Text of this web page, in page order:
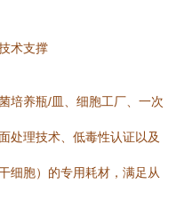
术支撑
培养瓶/皿、细胞工厂、一次
处理技术、低毒性认证以及
细胞）的专用耗材，满足从